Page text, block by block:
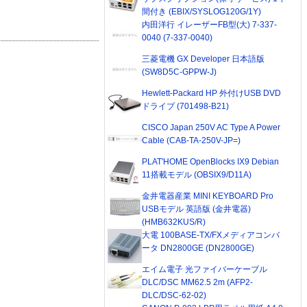
間付き (EBIX/SYSLOG120G/1Y)
内田洋行 イレーザーFB型(大) 7-337-
0040 (7-337-0040)
三菱電機 GX Developer 日本語版
(SW8D5C-GPPW-J)
Hewlett-Packard HP 外付けUSB DVD
ドライブ (701498-B21)
CISCO Japan 250V AC Type A Power
Cable (CAB-TA-250V-JP=)
PLAT'HOME OpenBlocks IX9 Debian
11搭載モデル (OBSIX9/D11A)
金井電器産業 MINI KEYBOARD Pro
USBモデル 英語版 (金井電器)
(HMB632KUS/R)
大電 100BASE-TX/FXメディアコンバ
ータ DN2800GE (DN2800GE)
エイム電子 光ファイバーケーブル
DLC/DSC MM62.5 2m (AFP2-
DLC/DSC-62-02)